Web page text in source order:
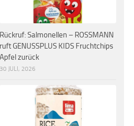
Rückruf: Salmonellen – ROSSMANN
ruft GENUSSPLUS KIDS Fruchtchips
Apfel zurück
30 JULI, 2026